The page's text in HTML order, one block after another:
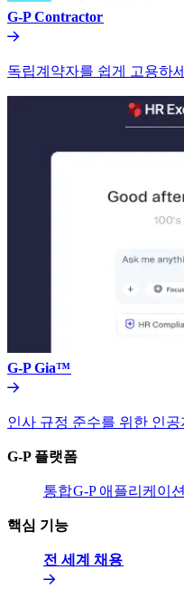
G-P Contractor​​
독립계약자를 쉽게 고용하
G-P Gia™​​
인사 규정 준수를 위한 인
G-P 플랫폼​​
통합​​G-P 애플리케이
핵심 기능​​
전 세계 채용​​